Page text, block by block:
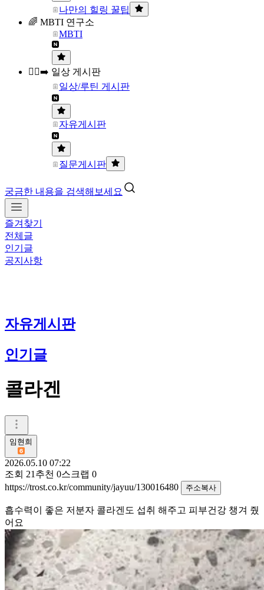
나만의 힐링 꿀팁
🌈 MBTI 연구소
MBTI
🏃‍♀️‍➡️ 일상 게시판
일상/루틴 게시판
자유게시판
질문게시판
궁금한 내용을 검색해보세요
즐겨찾기
전체글
인기글
공지사항
자유게시판
인기글
콜라겐
임현희
2026.05.10 07:22
조회 21 추천 0스크랩 0
https://trost.co.kr/community/jayuu/130016480
주소복사
흡수력이 좋은 저분자 콜라겐도 섭취 해주고 피부건강 챙겨 줬
어요